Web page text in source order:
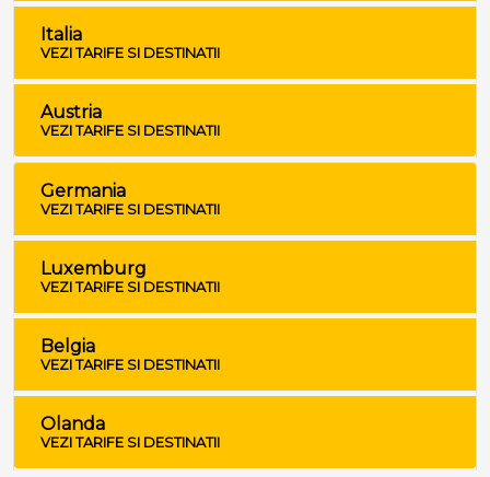
Italia
VEZI TARIFE SI DESTINATII
Austria
VEZI TARIFE SI DESTINATII
Germania
VEZI TARIFE SI DESTINATII
Luxemburg
VEZI TARIFE SI DESTINATII
Belgia
VEZI TARIFE SI DESTINATII
Olanda
VEZI TARIFE SI DESTINATII